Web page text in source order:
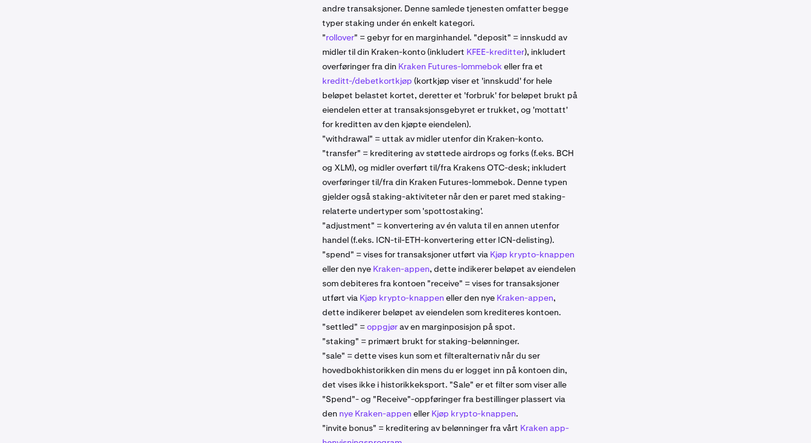
andre transaksjoner. Denne samlede tjenesten omfatter begge
typer staking under én enkelt kategori.
"rollover" = gebyr for en marginhandel. "deposit" = innskudd av
midler til din Kraken-konto (inkludert KFEE-kreditter), inkludert
overføringer fra din Kraken Futures-lommebok eller fra et
kreditt-/debetkortkjøp (kortkjøp viser et 'innskudd' for hele
beløpet belastet kortet, deretter et 'forbruk' for beløpet brukt på
eiendelen etter at transaksjonsgebyret er trukket, og 'mottatt'
for kreditten av den kjøpte eiendelen).
"withdrawal" = uttak av midler utenfor din Kraken-konto.
"transfer" = kreditering av støttede airdrops og forks (f.eks. BCH
og XLM), og midler overført til/fra Krakens OTC-desk; inkludert
overføringer til/fra din Kraken Futures-lommebok. Denne typen
gjelder også staking-aktiviteter når den er paret med staking-
relaterte undertyper som 'spottostaking'.
"adjustment" = konvertering av én valuta til en annen utenfor
handel (f.eks. ICN-til-ETH-konvertering etter ICN-delisting).
"spend" = vises for transaksjoner utført via Kjøp krypto-knappen
eller den nye Kraken-appen, dette indikerer beløpet av eiendelen
som debiteres fra kontoen "receive" = vises for transaksjoner
utført via Kjøp krypto-knappen eller den nye Kraken-appen,
dette indikerer beløpet av eiendelen som krediteres kontoen.
"settled" = oppgjørav en marginposisjon på spot.
"staking" = primært brukt for staking-belønninger.
"sale" = dette vises kun som et filteralternativ når du ser
hovedbokhistorikken din mens du er logget inn på kontoen din,
det vises ikke i historikkeksport. "Sale" er et filter som viser alle
"Spend"- og "Receive"-oppføringer fra bestillinger plassert via
den nye Kraken-appen eller Kjøp krypto-knappen.
"invite bonus" = kreditering av belønninger fra vårt Kraken app-